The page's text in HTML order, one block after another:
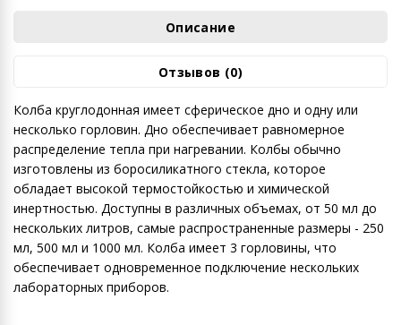
Описание
Отзывов (0)
Колба круглодонная имеет сферическое дно и одну или
несколько горловин. Дно обеспечивает равномерное
распределение тепла при нагревании. Колбы обычно
изготовлены из боросиликатного стекла, которое
обладает высокой термостойкостью и химической
инертностью. Доступны в различных объемах, от 50 мл до
нескольких литров, самые распространенные размеры - 250
мл, 500 мл и 1000 мл. Колба имеет 3 горловины, что
обеспечивает одновременное подключение нескольких
лабораторных приборов.